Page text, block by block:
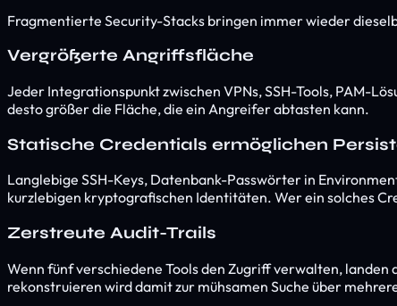
Fragmentierte Security-Stacks bringen immer wieder
Vergrößerte Angriffsfläche
Jeder Integrationspunkt zwischen VPNs, SSH-Tools, PAM-
desto größer die Fläche, die ein Angreifer abtasten kann.
Statische Credentials ermöglichen
Langlebige SSH-Keys, Datenbank-Passwörter in
kurzlebigen kryptografischen Identitäten. Wer ein solches
Zerstreute Audit-Trails
Wenn fünf verschiedene Tools den Zugriff verwalten,
rekonstruieren wird damit zur mühsamen Suche über